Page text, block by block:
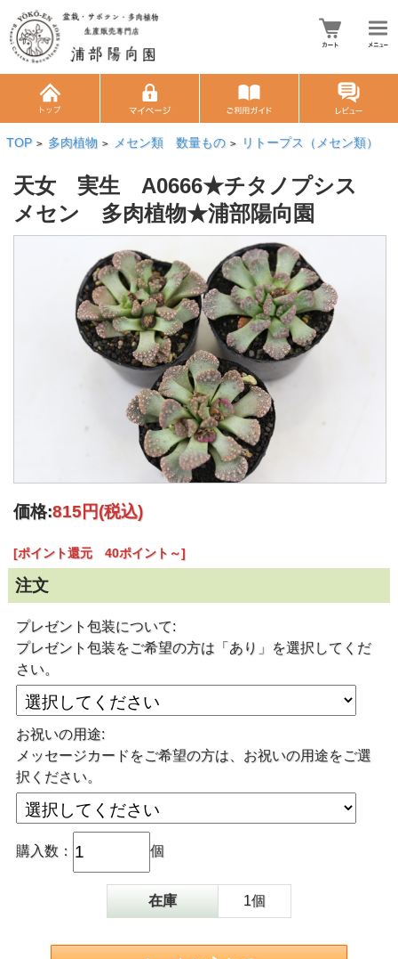
TOP > 多肉植物 > メセン類 数量もの > リトープス（メセン類）
天女 実生 A0666★チタノプシス
メセン 多肉植物★浦部陽向園
価格:815円(税込)
[ポイント還元 40ポイント～]
注文
プレゼント包装について:
プレゼント包装をご希望の方は「あり」を選択してくだ
さい。
お祝いの用途:
メッセージカードをご希望の方は、お祝いの用途をご選
択ください。
購入数： 個
在庫 1個